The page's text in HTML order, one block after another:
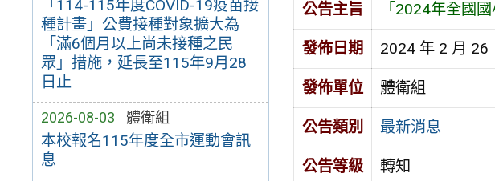
「114-115年度COVID-19疫苗接
種計畫」公費接種對象擴大為
「滿6個月以上尚未接種之民
眾」措施，延長至115年9月28
日止
2026-08-03 體衛組
本校報名115年度全市運動會訊
息
公告主旨 「2024年全國
發佈日期 2024 年 2 月 26
發佈單位 體衛組
公告類別 最新消息
公告等級 轉知